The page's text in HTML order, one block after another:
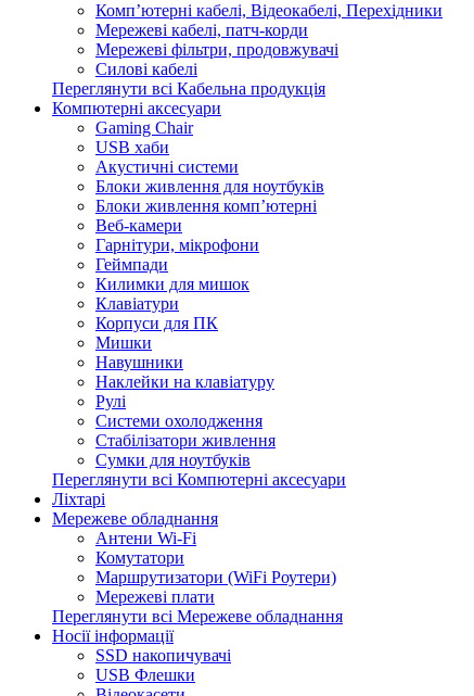
Комп’ютерні кабелі, Відеокабелі, Перехідники
Мережеві кабелі, патч-корди
Мережеві фільтри, продовжувачі
Силові кабелі
Переглянути всі Кабельна продукція
Компютерні аксесуари
Gaming Chair
USB хаби
Акустичні системи
Блоки живлення для ноутбуків
Блоки живлення комп’ютерні
Веб-камери
Гарнітури, мікрофони
Геймпади
Килимки для мишок
Клавіатури
Корпуси для ПК
Мишки
Навушники
Наклейки на клавіатуру
Рулі
Системи охолодження
Стабілізатори живлення
Сумки для ноутбуків
Переглянути всі Компютерні аксесуари
Ліхтарі
Мережеве обладнання
Антени Wi-Fi
Комутатори
Маршрутизатори (WiFi Роутери)
Мережеві плати
Переглянути всі Мережеве обладнання
Носії інформації
SSD накопичувачі
USB Флешки